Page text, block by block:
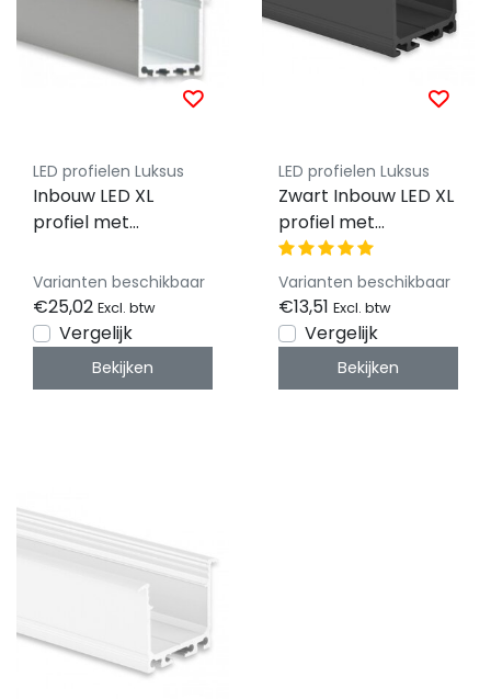
LED profielen Luksus
Inbouw LED XL
profiel met
mm x 26 mm -
XL07Alu
Varianten beschikbaar
€25,02 Excl. btw
Vergelijk
Bekijken
LED profielen Luksus
Zwart Inbouw LED XL
profiel met
klikafdekking
36.79mm x 26,00mm
- XL07Zwart
Varianten beschikbaar
€13,51 Excl. btw
Vergelijk
Bekijken